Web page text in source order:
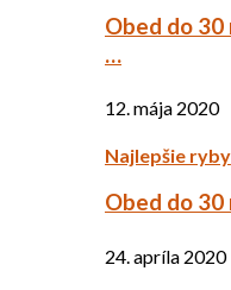
Obed do
…
12. mája 2020
Najlepšie ryby
Obed do 30
24. apríla 2020